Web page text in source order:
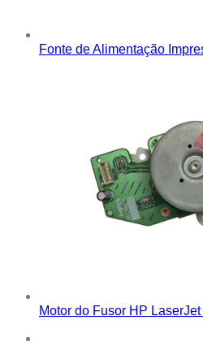
Fonte de Alimentação
Motor do Fusor HP